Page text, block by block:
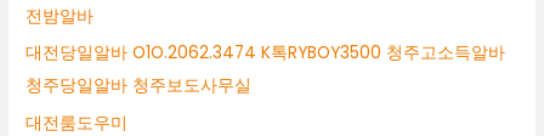
전밤알바
대전당일알바 O1O.2062.3474 K톡RYBOY3500 청주고소득알바
청주당일알바 청주보도사무실
대전룸도우미